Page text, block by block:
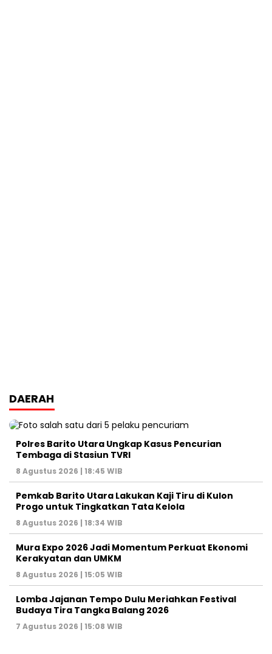
DAERAH
Polres Barito Utara Ungkap Kasus Pencurian
Tembaga di Stasiun TVRI
8 Agustus 2026 | 18:45 WIB
Pemkab Barito Utara Lakukan Kaji Tiru di Kulon
Progo untuk Tingkatkan Tata Kelola
8 Agustus 2026 | 18:34 WIB
Mura Expo 2026 Jadi Momentum Perkuat Ekonomi
Kerakyatan dan UMKM
8 Agustus 2026 | 15:05 WIB
Lomba Jajanan Tempo Dulu Meriahkan Festival
Budaya Tira Tangka Balang 2026
7 Agustus 2026 | 15:08 WIB